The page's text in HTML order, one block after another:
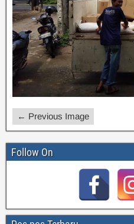
← Previous Image
Follow On